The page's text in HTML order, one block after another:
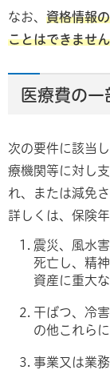
なお、 資格情報
ことはできません
医療費の
次の要件に該当
療機関等に対し
れ、または減免
詳しくは、保険
震災、風水
死亡し、精
資産に重大
干ばつ、冷
の他これら
事業又は業